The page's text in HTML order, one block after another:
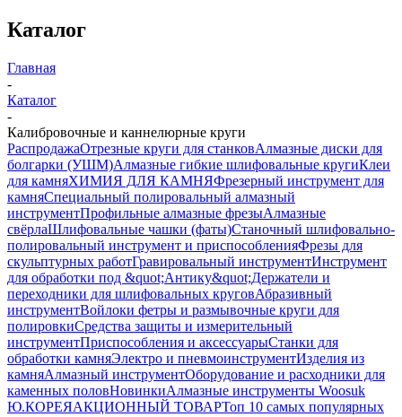
Каталог
Главная
-
Каталог
-
Калибровочные и каннелюрные круги
РаспродажаОтрезные круги для станковАлмазные диски для
болгарки (УШМ)Алмазные гибкие шлифовальные кругиКлеи
для камняХИМИЯ ДЛЯ КАМНЯФрезерный инструмент для
камняСпециальный полировальный алмазный
инструментПрофильные алмазные фрезыАлмазные
свёрлаШлифовальные чашки (фаты)Станочный шлифовально-
полировальный инструмент и приспособленияФрезы для
скульптурных работГравировальный инструментИнструмент
для обработки под &quot;Антику&quot;Держатели и
переходники для шлифовальных круговАбразивный
инструментВойлоки фетры и размывочные круги для
полировкиСредства защиты и измерительный
инструментПриспособления и аксессуарыСтанки для
обработки камняЭлектро и пневмоинструментИзделия из
камняАлмазный инструментОборудование и расходники для
каменных половНовинкиАлмазные инструменты Woosuk
Ю.КОРЕЯАКЦИОННЫЙ ТОВАРТоп 10 самых популярных